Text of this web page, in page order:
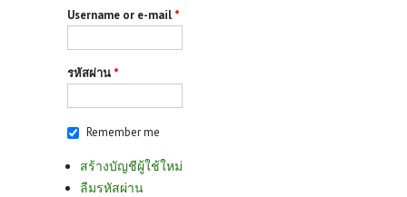
Username or e-mail *
รหัสผ่าน *
Remember me
สร้างบัญชีผู้ใช้ใหม่
ลืมรหัสผ่าน